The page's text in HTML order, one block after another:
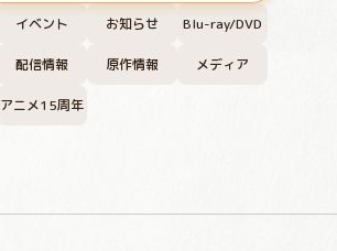
イベント お知らせ Blu-ray/DVD
配信情報 原作情報 メディア
アニメ15周年